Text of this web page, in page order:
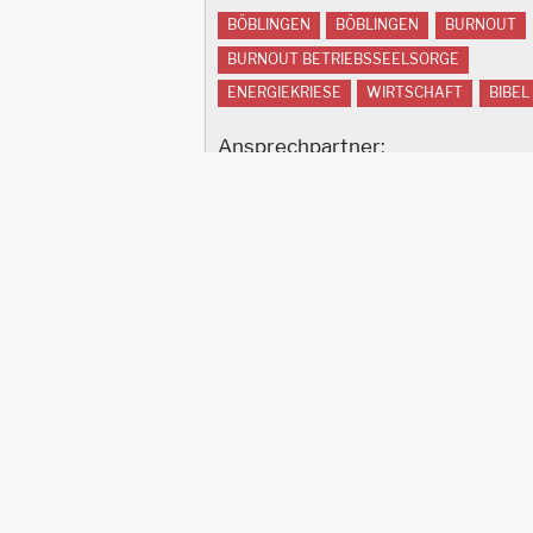
BÖBLINGEN BÖBLINGEN BURNOUT
BURNOUT BETRIEBSSEELSORGE
ENERGIEKRIESE WIRTSCHAFT BIBEL
Ansprechpartner: